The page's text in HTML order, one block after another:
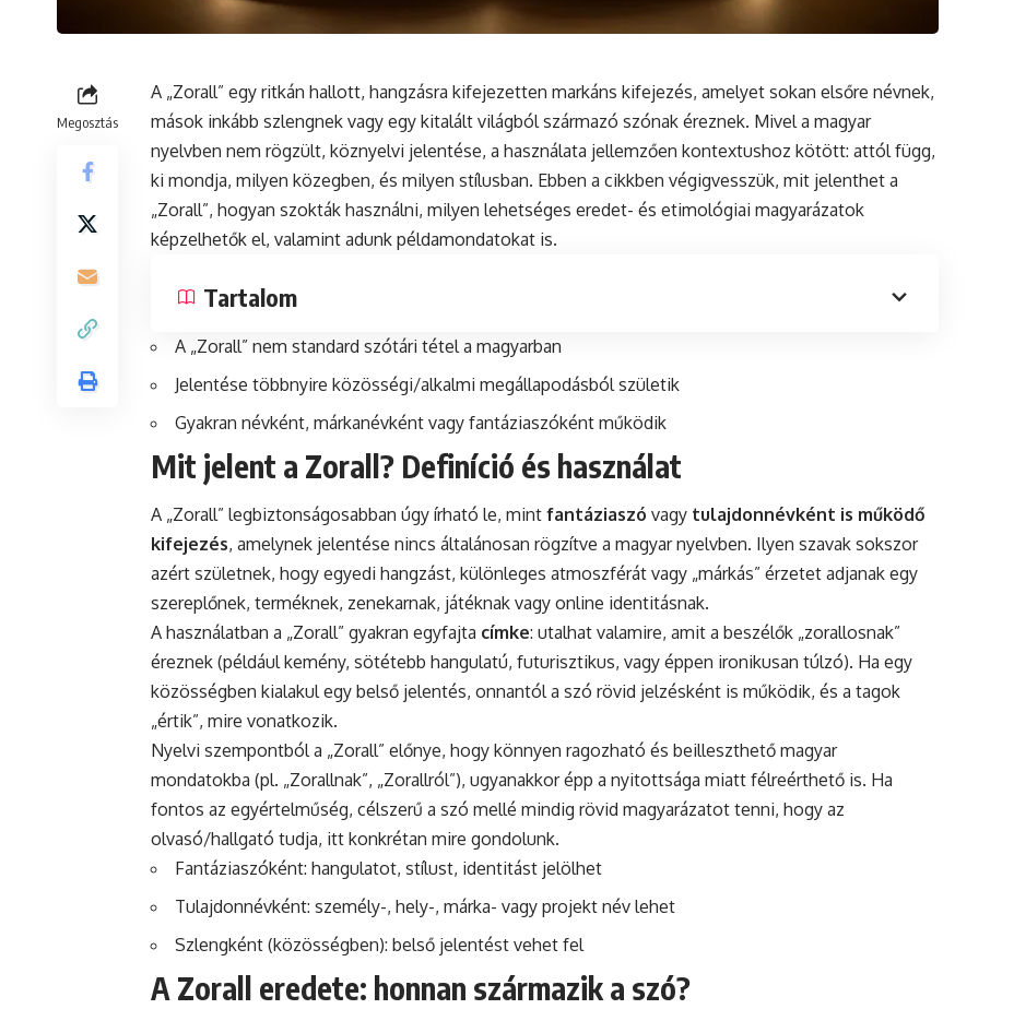
Megosztás
A „Zorall” egy ritkán hallott, hangzásra kifejezetten markáns kifejezés, amelyet sokan elsőre névnek,
mások inkább szlengnek vagy egy kitalált világból származó szónak éreznek. Mivel a magyar
nyelvben nem rögzült, köznyelvi jelentése, a használata jellemzően kontextushoz kötött: attól függ,
ki mondja, milyen közegben, és milyen stílusban. Ebben a cikkben végigvesszük, mit jelenthet a
„Zorall”, hogyan szokták használni, milyen lehetséges eredet- és etimológiai magyarázatok
képzelhetők el, valamint adunk példamondatokat is.
Tartalom
A „Zorall” nem standard szótári tétel a magyarban
Jelentése többnyire közösségi/alkalmi megállapodásból születik
Gyakran névként, márkanévként vagy fantáziaszóként működik
Mit jelent a Zorall? Definíció és használat
A „Zorall” legbiztonságosabban úgy írható le, mint fantáziaszó vagy tulajdonnévként is működő
kifejezés, amelynek jelentése nincs általánosan rögzítve a magyar nyelvben. Ilyen szavak sokszor
azért születnek, hogy egyedi hangzást, különleges atmoszférát vagy „márkás” érzetet adjanak egy
szereplőnek, terméknek, zenekarnak, játéknak vagy online identitásnak.
A használatban a „Zorall” gyakran egyfajta címke: utalhat valamire, amit a beszélők „zorallosnak”
éreznek (például kemény, sötétebb hangulatú, futurisztikus, vagy éppen ironikusan túlzó). Ha egy
közösségben kialakul egy belső jelentés, onnantól a szó rövid jelzésként is működik, és a tagok
„értik”, mire vonatkozik.
Nyelvi szempontból a „Zorall” előnye, hogy könnyen ragozható és beilleszthető magyar
mondatokba (pl. „Zorallnak”, „Zorallról”), ugyanakkor épp a nyitottsága miatt félreérthető is. Ha
fontos az egyértelműség, célszerű a szó mellé mindig rövid magyarázatot tenni, hogy az
olvasó/hallgató tudja, itt konkrétan mire gondolunk.
Fantáziaszóként: hangulatot, stílust, identitást jelölhet
Tulajdonnévként: személy-, hely-, márka- vagy projekt név lehet
Szlengként (közösségben): belső jelentést vehet fel
A Zorall eredete: honnan származik a szó?